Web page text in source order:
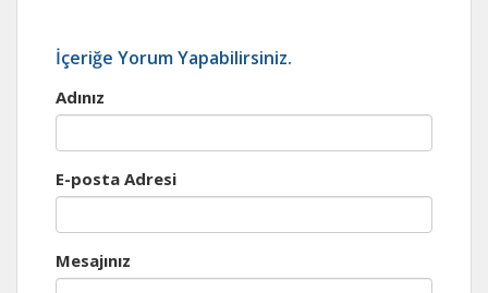
İçeriğe Yorum Yapabilirsiniz.
Adınız
E-posta Adresi
Mesajınız